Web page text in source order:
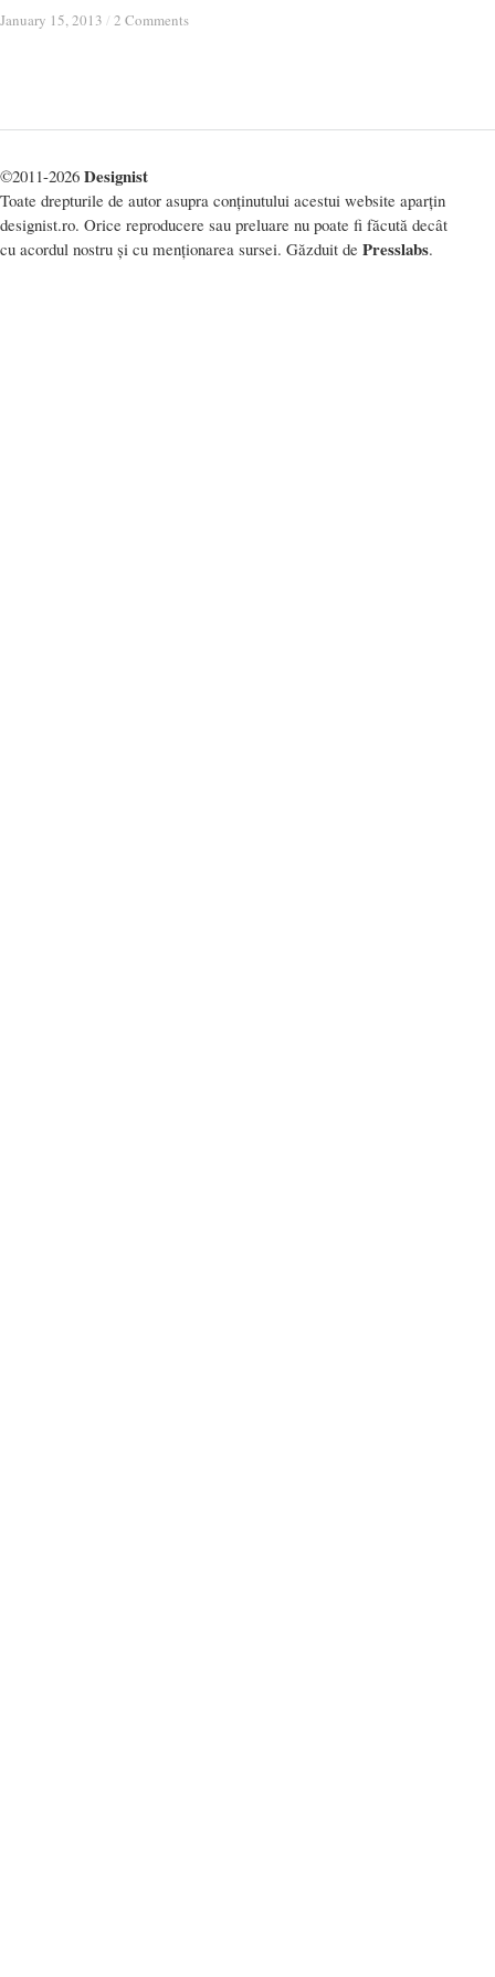
January 15, 2013 / 2 Comments
January 15, 2013 / 2 Comments
©2011-2026 Designist
Toate drepturile de autor asupra conținutului acestui website aparțin
designist.ro. Orice reproducere sau preluare nu poate fi făcută decât
cu acordul nostru și cu menționarea sursei. Găzduit de Presslabs.